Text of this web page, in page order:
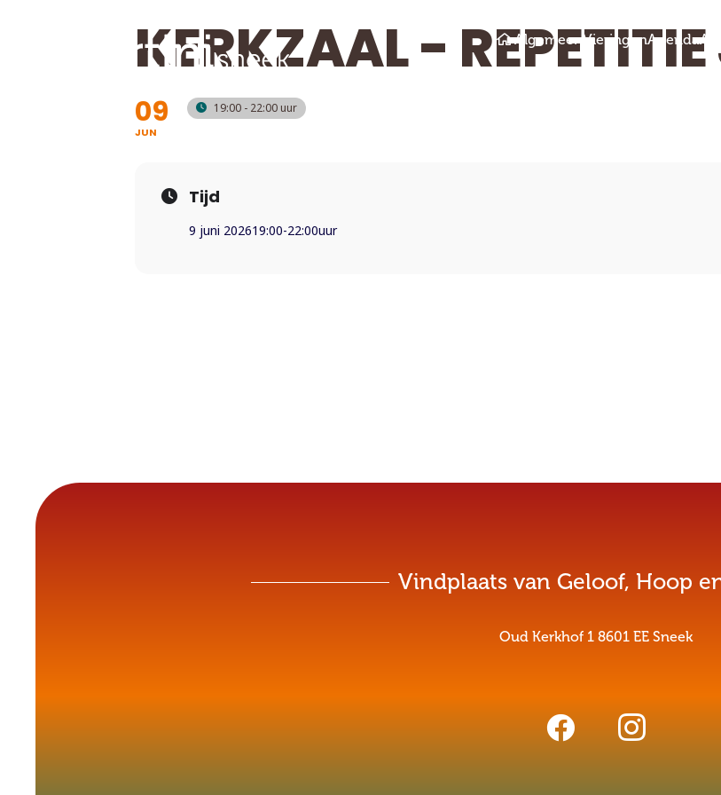
AlgemeenVieringenAgenda
KERKZAAL -
09
JUN
19:00 - 22:00
Tijd
9 juni 202619:00-22:00
Vindplaats van Geloof, Hoop
Oud Kerkhof 1 8601 EE Sneek